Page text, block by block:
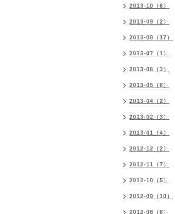
2013-10（6）
2013-09（2）
2013-08（17）
2013-07（1）
2013-06（3）
2013-05（8）
2013-04（2）
2013-02（3）
2013-01（4）
2012-12（2）
2012-11（7）
2012-10（5）
2012-09（10）
2012-08（8）